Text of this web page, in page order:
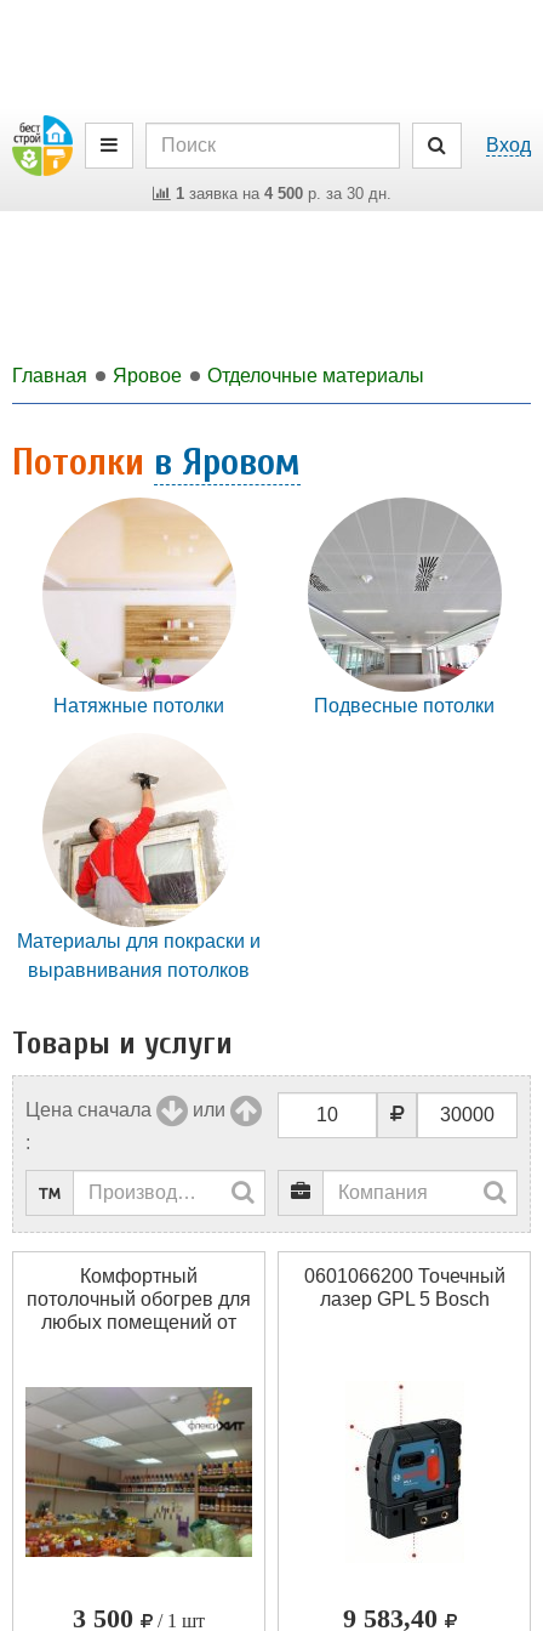
Вход
1заявка на 4 500р. за 30 дн.
Главная Яровое Отделочные материалы
Потолки в Яровом
Натяжные потолки Подвесные потолки
Материалы для покраски и
выравнивания потолков
Товары и услуги
Цена сначала
или
:
Комфортный
потолочный обогрев для
любых помещений от
3 500 / 1 шт
0601066200 Точечный
лазер GPL 5 Bosch
9 583,40